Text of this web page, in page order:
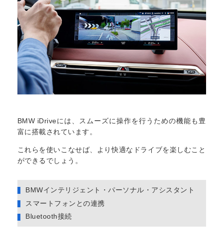
BMW iDriveには、スムーズに操作を行うための機能も豊
富に搭載されています。
これらを使いこなせば、より快適なドライブを楽しむこと
ができるでしょう。
BMWインテリジェント・パーソナル・アシスタント
スマートフォンとの連携
Bluetooth接続